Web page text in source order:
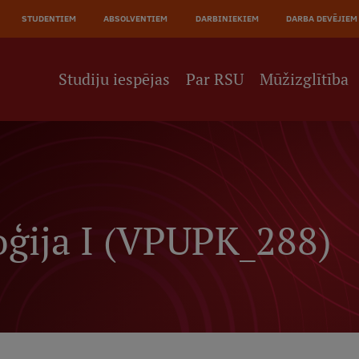
STUDENTIEM ABSOLVENTIEM DARBINIEKIEM DARBA DEVĒJIEM
Studiju iespējas Par RSU Mūžizglītība
I (VPUPK_288)